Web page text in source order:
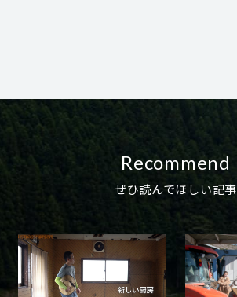
Recommend
ぜひ読んでほしい記事